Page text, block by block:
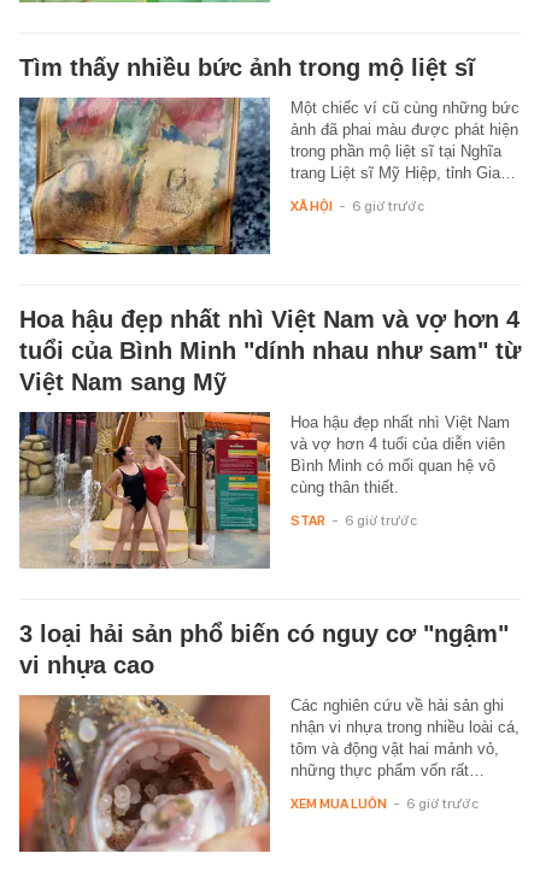
Tìm thấy nhiều bức ảnh trong mộ liệt sĩ
Một chiếc ví cũ cùng những bức
ảnh đã phai màu được phát hiện
trong phần mộ liệt sĩ tại Nghĩa
trang Liệt sĩ Mỹ Hiệp, tỉnh Gia…
XÃ HỘI - 6 giờ trước
Hoa hậu đẹp nhất nhì Việt Nam và vợ hơn 4
tuổi của Bình Minh "dính nhau như sam" từ
Việt Nam sang Mỹ
Hoa hậu đẹp nhất nhì Việt Nam
và vợ hơn 4 tuổi của diễn viên
Bình Minh có mối quan hệ vô
cùng thân thiết.
STAR - 6 giờ trước
3 loại hải sản phổ biến có nguy cơ "ngậm"
vi nhựa cao
Các nghiên cứu về hải sản ghi
nhận vi nhựa trong nhiều loài cá,
tôm và động vật hai mảnh vỏ,
những thực phẩm vốn rất…
XEM MUA LUÔN - 6 giờ trước